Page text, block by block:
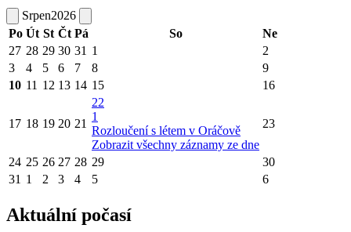
Srpen2026
Po Út St Čt Pá So
Ne
27 28 29 30 31 1
2
3
4 5 6 7 8
9
10 11 12 13 14 15 16
17 18 19 20 21
22
1
Rozloučení s létem v Oráčově
Zobrazit všechny záznamy ze dne
23
24 25 26 27 28 29
30
31 1 2 3 4 5 6
Aktuální počasí